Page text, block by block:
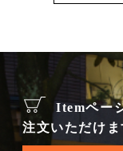
Itemペー
注文いただけ